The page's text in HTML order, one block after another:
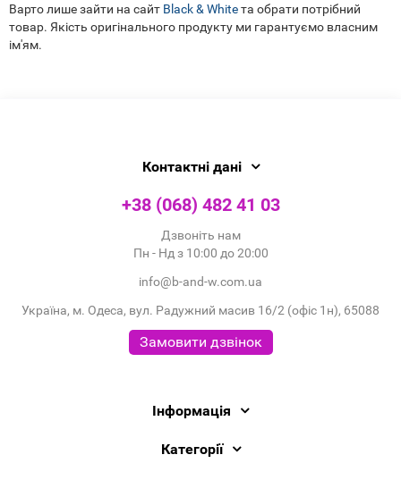
Варто лише зайти на сайт Black & Whiteта обрати потрібний
товар. Якість оригінального продукту ми гарантуємо власним
ім'ям.
Контактні дані
+38 (068) 482 41 03
Дзвоніть нам
Пн - Нд з 10:00 до 20:00
info@b-and-w.com.ua
Україна, м. Одеса, вул. Радужний масив 16/2 (офіс 1н), 65088
Замовити дзвінок
Інформація
Категорії